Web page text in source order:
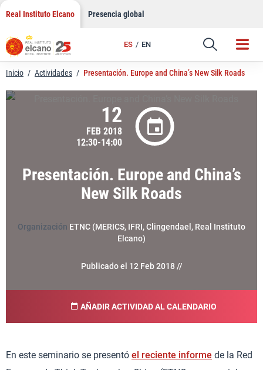
Saltar
contenido
Real Instituto Elcano Presencia global
ES EN
Enlace
Inicio / Actividades / Presentación. Europe and China’s New Silk Roads
Presentación. Europe and China’s
New Silk Roads
12
FEB 2018
12:30-14:00
Organización ETNC (MERICS, IFRI, Clingendael, Real Instituto
Elcano)
Publicado el 12 Feb 2018 //
AÑADIR ACTIVIDAD AL CALENDARIO
En este seminario se presentó el reciente informe de la Red